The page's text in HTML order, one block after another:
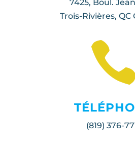
7425, Boul.
Trois-Rivières, QC
(819) 376-